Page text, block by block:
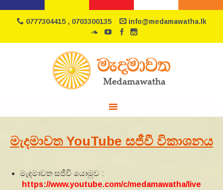
0777304415 , 0703300135 info@medamawatha.lk
මැදමාවත YouTube සජීවී විකාශනය
මැදමාවත සජීවී යොමුව :
https://www.youtube.com/c/medamawatha/live